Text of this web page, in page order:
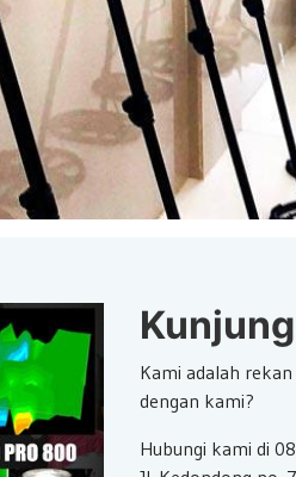
Kami adalah
dengan kami?
Hubungi kami di